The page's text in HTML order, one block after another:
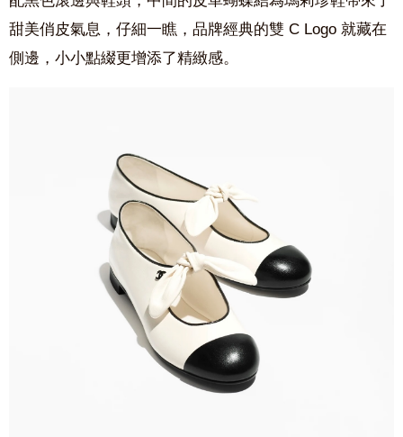
甜美俏皮氣息，仔細一瞧，品牌經典的雙 C Logo 就藏在
側邊，小小點綴更增添了精緻感。